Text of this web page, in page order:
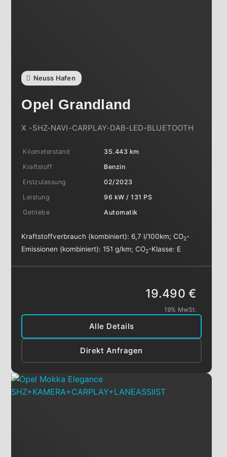
Neuss Hafen
Opel Grandland
X -SHZ-NAVI-CARPLAY-DAB-LED-BLUETOOTH
Kilometerstand
35.443 km
Kraftstoff
Benzin
Erstzulassung
02/2023
Leistung
96 kW / 131 PS
Getriebe
Automatik
Kraftstoffverbrauch (kombiniert): 6,7 l/100km;CO2-
Emissionen (kombiniert):151 g/km;CO2-Klasse: E
Alle Details
Direkt Anfragen
19.490 €
19% MwSt.